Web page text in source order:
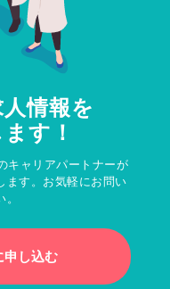
情報を
す！
キャリアパートナーが
ます。お気軽にお問い
申し込む